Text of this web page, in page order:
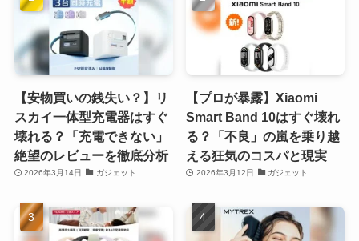
【安物買いの銭失い？】リ
スカイ一体型充電器はすぐ
壊れる？「充電できない」
絶望のレビューを徹底分析
2026年3月14日 ガジェット
【プロが暴露】Xiaomi
Smart Band 10はすぐ壊れ
る？「不良」の嵐を乗り越
える狂気のコスパと現実
2026年3月12日 ガジェット